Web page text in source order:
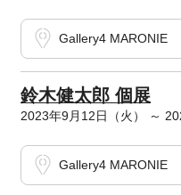
Gallery4 MARONIE
鈴木健太郎 個展
2023年9月12日（火） ～
Gallery4 MARONIE